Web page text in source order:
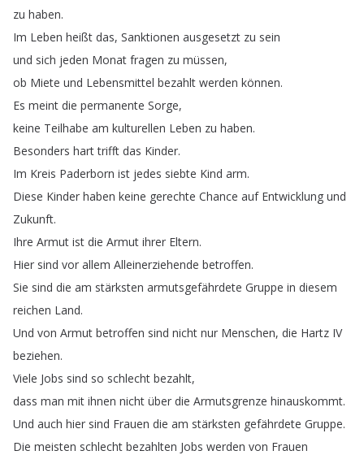
zu haben.
Im Leben heißt das, Sanktionen ausgesetzt zu sein
und sich jeden Monat fragen zu müssen,
ob Miete und Lebensmittel bezahlt werden können.
Es meint die permanente Sorge,
keine Teilhabe am kulturellen Leben zu haben.
Besonders hart trifft das Kinder.
Im Kreis Paderborn ist jedes siebte Kind arm.
Diese Kinder haben keine gerechte Chance auf Entwicklung und
Zukunft.
Ihre Armut ist die Armut ihrer Eltern.
Hier sind vor allem Alleinerziehende betroffen.
Sie sind die am stärksten armutsgefährdete Gruppe in diesem
reichen Land.
Und von Armut betroffen sind nicht nur Menschen, die Hartz IV
beziehen.
Viele Jobs sind so schlecht bezahlt,
dass man mit ihnen nicht über die Armutsgrenze hinauskommt.
Und auch hier sind Frauen die am stärksten gefährdete Gruppe.
Die meisten schlecht bezahlten Jobs werden von Frauen